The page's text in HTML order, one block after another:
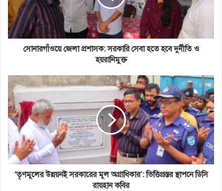
হতে
হবে
দুর্নীতি
ও
হয়রানিমুক্তসোনারগাঁওয়ে জেলা প্রশাসক: সরকারি সেবা হতে হবে দুর্নীতি ও
হয়রানিমুক্ত
‘তৃণমূলের
উন্নয়নই
সরকারের
মূল
অগ্রাধিকার’:
ভিত্তিপ্রস্তর
স্থাপনে
ডিসি
রায়হান
​‘তৃণমূলের উন্নয়নই সরকারের মূল অগ্রাধিকার’: ভিত্তিপ্রস্তর স্থাপনে ডিসি
রায়হান কবির